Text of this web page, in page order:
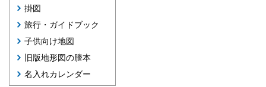
掛図
旅行・ガイドブック
子供向け地図
旧版地形図の謄本
名入れカレンダー